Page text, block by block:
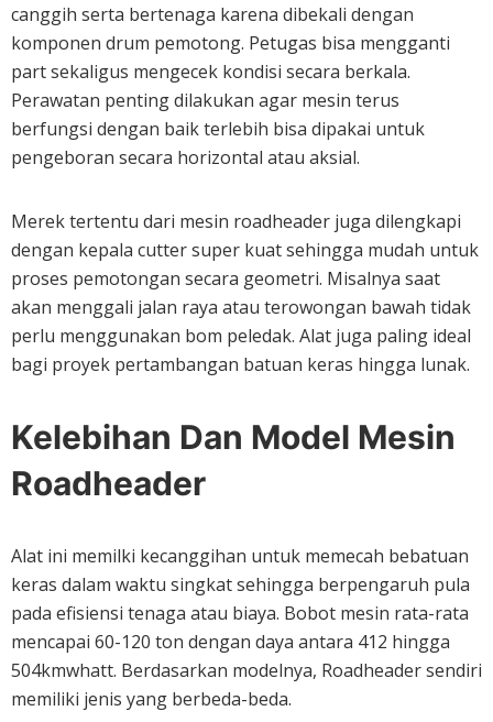
canggih serta bertenaga karena dibekali dengan
komponen drum pemotong. Petugas bisa mengganti
part sekaligus mengecek kondisi secara berkala.
Perawatan penting dilakukan agar mesin terus
berfungsi dengan baik terlebih bisa dipakai untuk
pengeboran secara horizontal atau aksial.
Merek tertentu dari mesin roadheader juga dilengkapi
dengan kepala cutter super kuat sehingga mudah untuk
proses pemotongan secara geometri. Misalnya saat
akan menggali jalan raya atau terowongan bawah tidak
perlu menggunakan bom peledak. Alat juga paling ideal
bagi proyek pertambangan batuan keras hingga lunak.
Kelebihan Dan Model Mesin
Roadheader
Alat ini memilki kecanggihan untuk memecah bebatuan
keras dalam waktu singkat sehingga berpengaruh pula
pada efisiensi tenaga atau biaya. Bobot mesin rata-rata
mencapai 60-120 ton dengan daya antara 412 hingga
504kmwhatt. Berdasarkan modelnya, Roadheader sendiri
memiliki jenis yang berbeda-beda.